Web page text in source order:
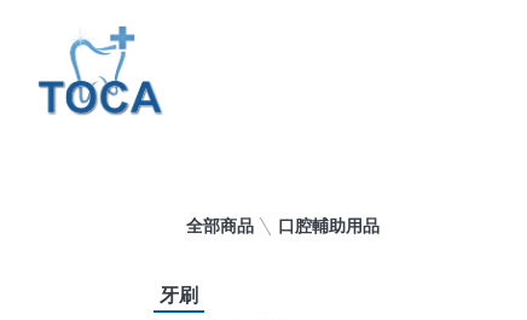
全部商品 口腔輔助用品
牙刷